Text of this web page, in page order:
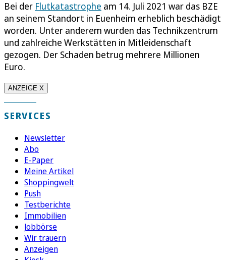
Bei der Flutkatastrophe am 14. Juli 2021 war das BZE
an seinem Standort in Euenheim erheblich beschädigt
worden. Unter anderem wurden das Technikzentrum
und zahlreiche Werkstätten in Mitleidenschaft
gezogen. Der Schaden betrug mehrere Millionen
Euro.
ANZEIGE X
SERVICES
Newsletter
Abo
E-Paper
Meine Artikel
Shoppingwelt
Push
Testberichte
Immobilien
Jobbörse
Wir trauern
Anzeigen